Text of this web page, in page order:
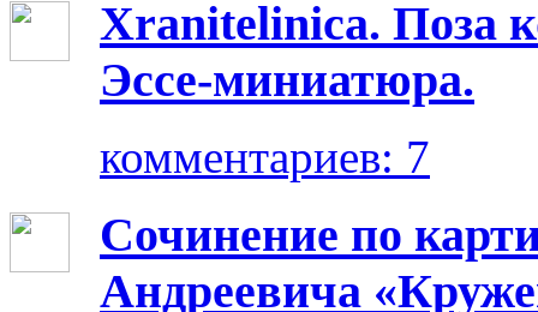
Xranitelinica. Поза
Эссе-миниатюра.
комментариев: 7
Сочинение по
Андреевича